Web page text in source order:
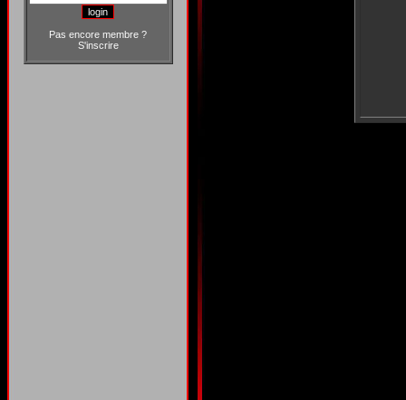
Pas encore membre ?
S'inscrire